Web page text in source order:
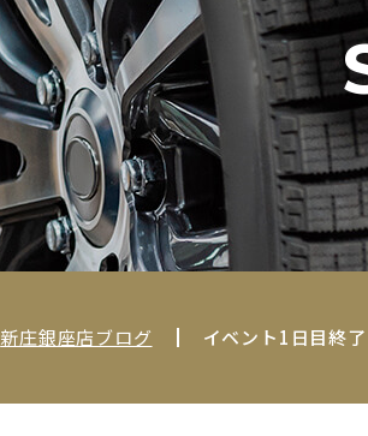
新庄銀座店ブログ イベント1日目終了